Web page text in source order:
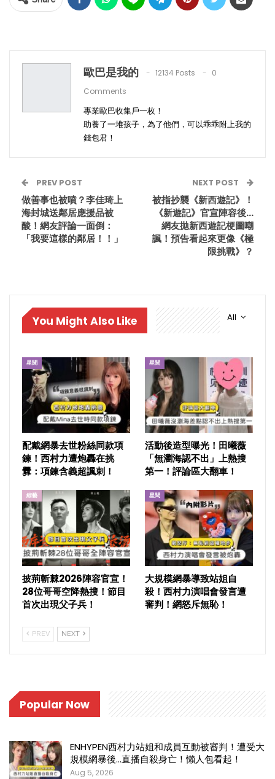
歐巴是我的 12134 Posts
0
Comments
專業歐巴收集戶一枚！
助養了一堆孩子，為了他們，可以乖乖附上我的
錢包君！
PREV POST
做善事也被噴？李佳琦上
海封城送鄰居應援品被
酸！網友評論一面倒：
「我要這樣的鄰居！！」
NEXT POST
被指抄襲《新西遊記》！
《新遊記》官宣陣容後…
網友拋新西遊記梗圖嘲
諷！預告看起來更像《極
限挑戰》？
All
You Might Also Like
星聞
配戴網暴去世粉絲同款項
鍊！西村力遭炮轟在挑
釁：項鍊含義超諷刺！
星聞
活動後造型曝光！田曦薇
「無瀏海認不出」上熱搜
第一！評論區大翻車！
綜藝
披荊斬棘2026陣容官宣！
28位哥哥空降熱搜！節目
首次出現父子兵！
星聞
大規模網暴導致站姐自
殺！西村力演唱會發言遭
審判！網怒斥無恥！
PREV NEXT
Popular Now
ENHYPEN西村力站姐和成員互動被審判！遭受大
規模網暴後…直播自殺身亡！懶人包看起！
Aug 5, 2026